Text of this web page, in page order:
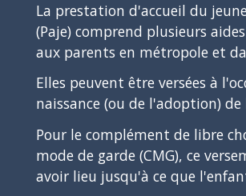
La prestation d'accueil du
(Paje) comprend plusieurs
aux parents en métropole et
Elles peuvent être versées à
naissance (ou de l'adoption)
Pour le complément de libre
mode de garde (CMG), ce
avoir lieu jusqu'à ce que